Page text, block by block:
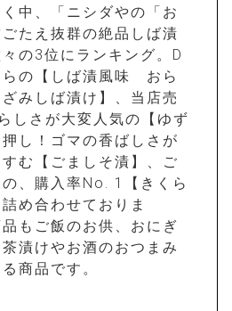
中、「ニシダやの「お
たえ抜群の絶品しば漬
の3位にランキング。D
らの【しば漬風味 おら
みしば漬け】、当店売
しさが大変人気の【ゆず
し！ゴマの香ばしさが
む【ごましそ漬】、ご
、購入率No. 1【きくら
め合わせておりま
もご飯のお供、おにぎ
漬けやお酒のおつまみ
商品です。